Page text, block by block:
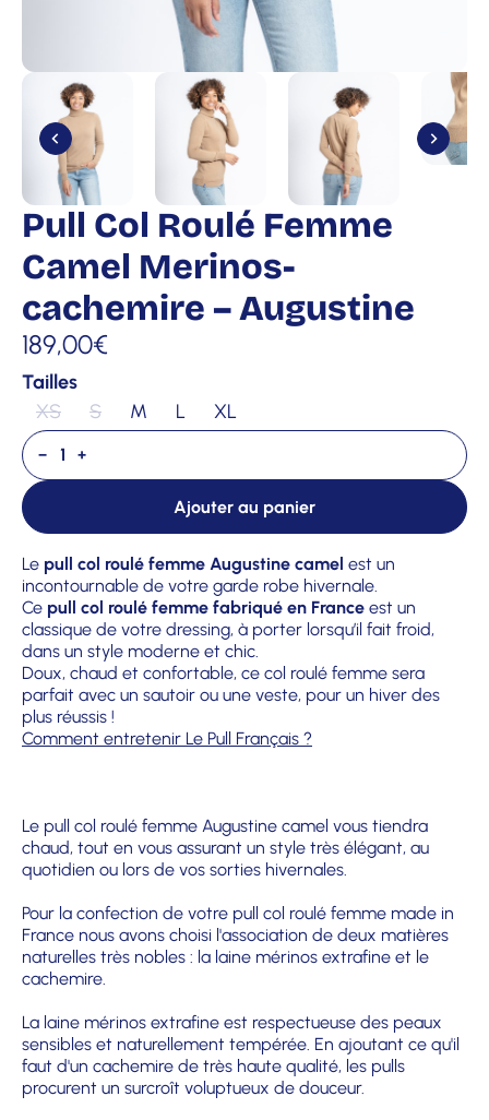
Pull Col Roulé Femme
Camel Merinos-
cachemire – Augustine
189,00€
Tailles
XS
S M L XL
− +
Ajouter au panier
Le pull col roulé femme Augustine camel est un
incontournable de votre garde robe hivernale.
Ce pull col roulé femme fabriqué en France est un
classique de votre dressing, à porter lorsqu’il fait froid,
dans un style moderne et chic.
Doux, chaud et confortable, ce col roulé femme sera
parfait avec un sautoir ou une veste, pour un hiver des
plus réussis !
Comment entretenir Le Pull Français ?
Le pull col roulé femme Augustine camel vous tiendra
chaud, tout en vous assurant un style très élégant, au
quotidien ou lors de vos sorties hivernales.
Pour la confection de votre pull col roulé femme made in
France nous avons choisi l'association de deux matières
naturelles très nobles : la laine mérinos extrafine et le
cachemire.
La laine mérinos extrafine est respectueuse des peaux
sensibles et naturellement tempérée. En ajoutant ce qu'il
faut d'un cachemire de très haute qualité, les pulls
procurent un surcroît voluptueux de douceur.